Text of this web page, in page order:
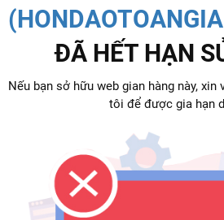
ĐÃ HẾT HẠN
Nếu bạn sở hữu web gian hàng này,
tôi để được gia hạn